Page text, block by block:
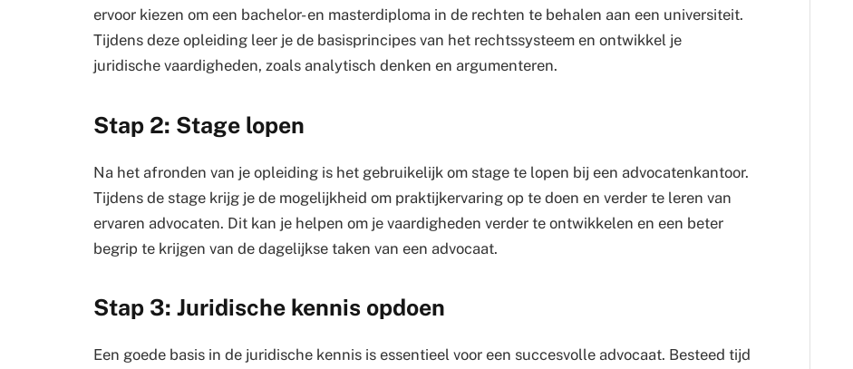
ervoor kiezen om een bachelor- en masterdiploma in de rechten te behalen aan een universiteit.
Tijdens deze opleiding leer je de basisprincipes van het rechtssysteem en ontwikkel je
juridische vaardigheden, zoals analytisch denken en argumenteren.
Stap 2: Stage lopen
Na het afronden van je opleiding is het gebruikelijk om stage te lopen bij een advocatenkantoor.
Tijdens de stage krijg je de mogelijkheid om praktijkervaring op te doen en verder te leren van
ervaren advocaten. Dit kan je helpen om je vaardigheden verder te ontwikkelen en een beter
begrip te krijgen van de dagelijkse taken van een advocaat.
Stap 3: Juridische kennis opdoen
Een goede basis in de juridische kennis is essentieel voor een succesvolle advocaat. Besteed tijd